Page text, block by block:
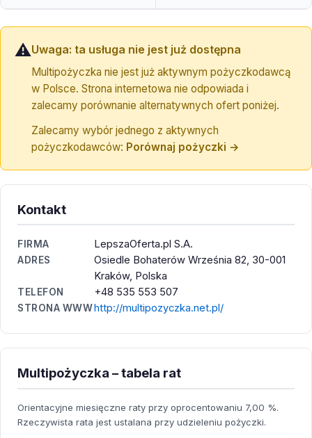
⚠️Uwaga: ta usługa nie jest już dostępna
Multipożyczka nie jest już aktywnym pożyczkodawcą
w Polsce. Strona internetowa nie odpowiada i
zalecamy porównanie alternatywnych ofert poniżej.
Zalecamy wybór jednego z aktywnych
pożyczkodawców: Porównaj pożyczki →
Kontakt
FIRMA LepszaOferta.pl S.A.
ADRES
Osiedle Bohaterów Września 82, 30-001
Kraków, Polska
TELEFON +48 535 553 507
STRONA WWWhttp://multipozyczka.net.pl/
Multipożyczka – tabela rat
Orientacyjne miesięczne raty przy oprocentowaniu 7,00 %.
Rzeczywista rata jest ustalana przy udzieleniu pożyczki.